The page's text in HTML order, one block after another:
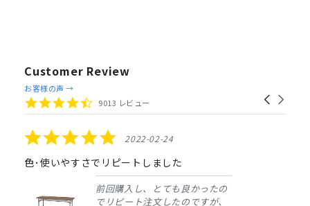
Customer Review
Reviews
carousel
Carousel
4.4
star
9013 レビュー
お客様の声 →
5.0
star
rating
2022-02-24
色･使いやすさでリピートしました
前回購入し、とても良かったの
でリピート注文したのですが、